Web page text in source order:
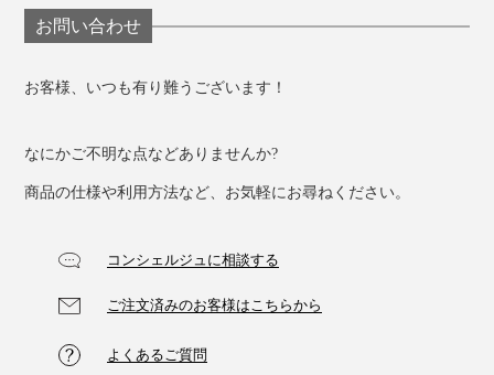
「♪ふきふきフッキー、きれいキレイ～」
お問い合わせ
お客様、いつも有り難うございます！
なにかご不明な点などありませんか?
商品の仕様や利用方法など、お気軽にお尋ねください。
コンシェルジュに相談する
ご注文済みのお客様はこちらから
よくあるご質問